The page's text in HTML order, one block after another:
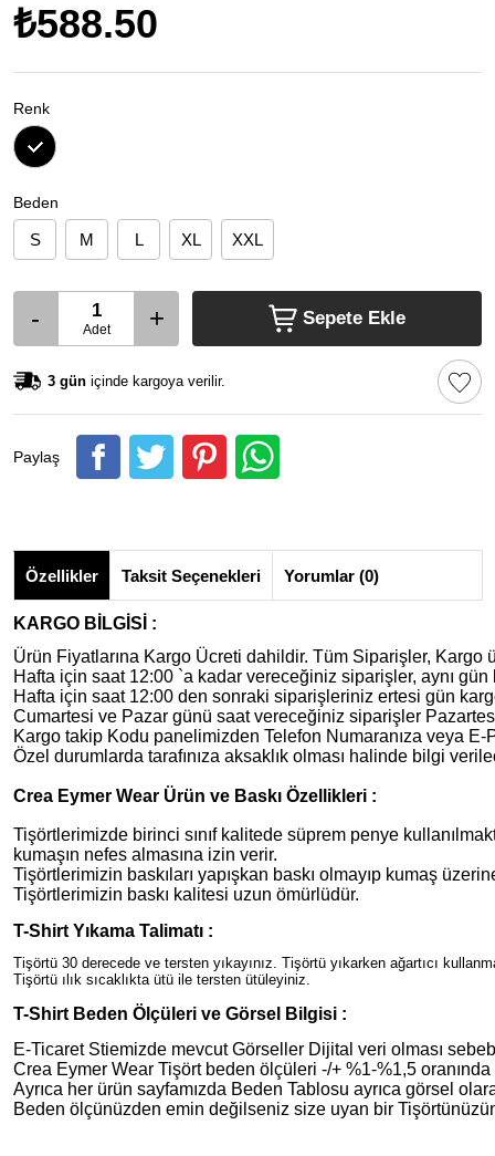
₺588.50
Renk
Beden
S M L XL XXL
- Adet + Sepete Ekle
3 gün içinde kargoya verilir.
Paylaş
Özellikler Taksit Seçenekleri Yorumlar (0)
KARGO BİLGİSİ :
Ürün Fiyatlarına Kargo Ücreti dahildir. Tüm Siparişler,
Hafta için saat 12:00 `a kadar vereceğiniz siparişler, aynı
Hafta için saat 12:00 den sonraki siparişleriniz ertesi gün
Cumartesi ve Pazar günü saat vereceğiniz siparişler
Kargo takip Kodu panelimizden Telefon Numaranıza veya E-
Özel durumlarda tarafınıza aksaklık olması halinde bilgi
Crea Eymer Wear Ürün ve Baskı Özellikleri :
Tişörtlerimizde birinci sınıf kalitede süprem penye
kumaşın nefes almasına izin verir.
Tişörtlerimizin baskıları yapışkan baskı olmayıp kumaş
Tişörtlerimizin baskı kalitesi uzun ömürlüdür.
T-Shirt Yıkama Talimatı :
Tişörtü 30 derecede ve tersten yıkayınız. Tişörtü yıkarken ağartıcı
Tişörtü ılık sıcaklıkta ütü ile tersten ütüleyiniz.
T-Shirt Beden Ölçüleri ve Görsel Bilgisi :
E-Ticaret Stiemizde mevcut Görseller Dijital veri olması
Crea Eymer Wear Tişört beden ölçüleri -/+ %1-%1,5
Ayrıca her ürün sayfamızda Beden Tablosu ayrıca görsel
Beden ölçünüzden emin değilseniz size uyan bir